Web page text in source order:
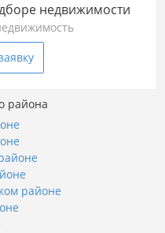
недвижимости
района
районе